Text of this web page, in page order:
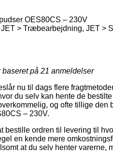
OES80CS – 230V
> Træbearbejdning, JET >
baseret på 21 anmeldelser
nu til dags flere
du selv kan hente de
og ofte tillige
– 230V.
bestille ordren til levering til
en kende mere
at du selv henter